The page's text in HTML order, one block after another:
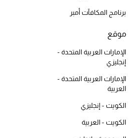
تسوقوا الحقائب
أمنيات تتلألأ مع النجوم
أحذية النسائية
برنامج المكافآت أمبر
موقع
الإمارات العربية المتحدة -
إنجليزي
الإمارات العربية المتحدة -
العربية
الكويت - إنجليزي
الكويت - العربية